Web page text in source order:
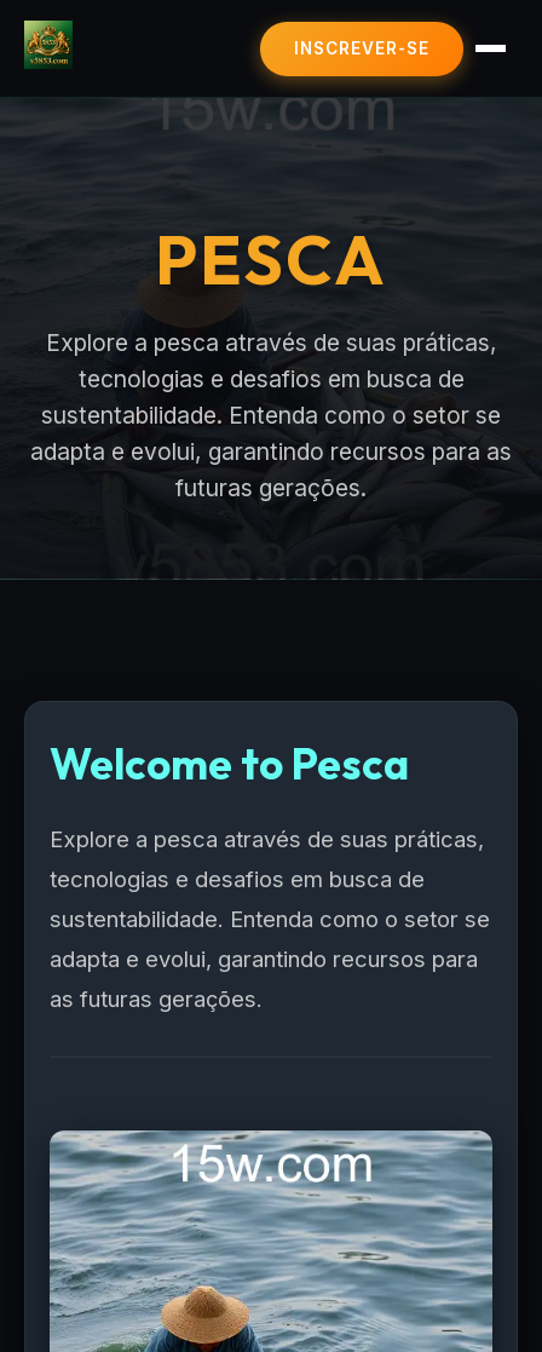
BACARÁ ONLINE
SOBRE NÓS
NOTÍCIAS DE FLASH
INSCREVER-SE
PESCA
Explore a pesca através de suas práticas,
tecnologias e desafios em busca de
sustentabilidade. Entenda como o setor se
adapta e evolui, garantindo recursos para as
futuras gerações.
Welcome to Pesca
Explore a pesca através de suas práticas,
tecnologias e desafios em busca de
sustentabilidade. Entenda como o setor se
adapta e evolui, garantindo recursos para
as futuras gerações.